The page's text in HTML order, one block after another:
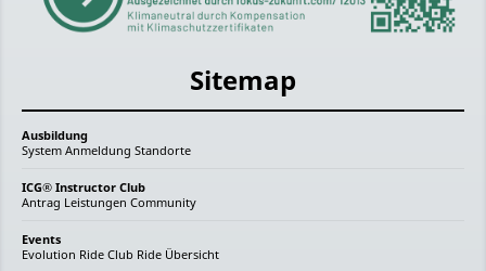
Sitemap
Ausbildung
System Anmeldung Standorte
ICG® Instructor Club
Antrag Leistungen Community
Events
Evolution Ride Club Ride Übersicht